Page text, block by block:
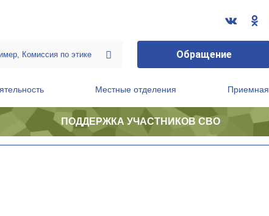
Обращение
Местные отделения Приемная
ПОДДЕРЖКА УЧАСТНИКОВ СВО